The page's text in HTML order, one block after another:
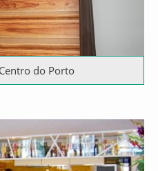
do Porto